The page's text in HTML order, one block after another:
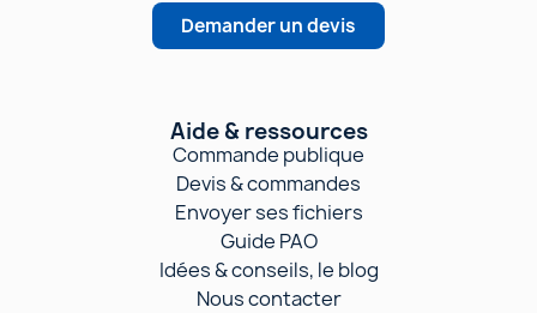
Demander un devis
Aide & ressources
Commande publique
Devis & commandes
Envoyer ses fichiers
Guide PAO
Idées & conseils, le blog
Nous contacter